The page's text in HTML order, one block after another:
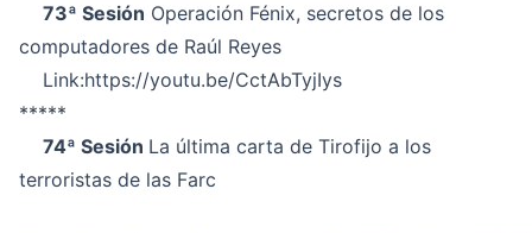
73ª Sesión Operación Fénix, secretos de los
computadores de Raúl Reyes
Link:https://youtu.be/CctAbTyjIys
*****
74ª Sesión La última carta de Tirofijo a los
terroristas de las Farc